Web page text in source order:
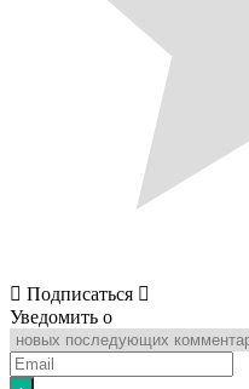
Подписаться
Уведомить о